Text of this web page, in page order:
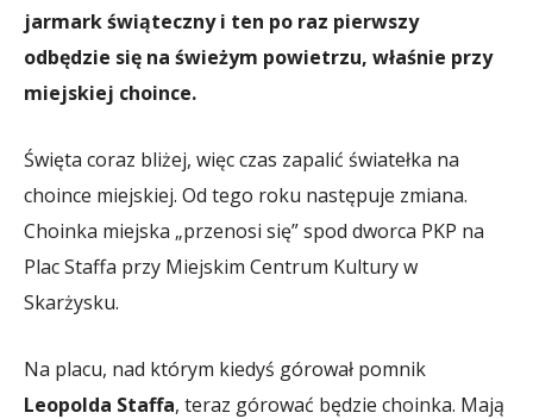
jarmark świąteczny i ten po raz pierwszy
odbędzie się na świeżym powietrzu, właśnie przy
miejskiej choince.
Święta coraz bliżej, więc czas zapalić światełka na
choince miejskiej. Od tego roku następuje zmiana.
Choinka miejska „przenosi się” spod dworca PKP na
Plac Staffa przy Miejskim Centrum Kultury w
Skarżysku.
Na placu, nad którym kiedyś górował pomnik
Leopolda Staffa, teraz górować będzie choinka. Mają